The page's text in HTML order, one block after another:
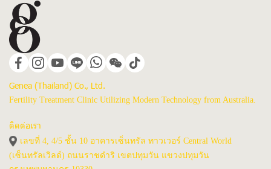
Genea (Thailand) Co., Ltd.
Fertility Treatment Clinic Utilizing Modern Technology from Australia.
ติดต่อเรา
เลขที่ 4, 4/5 ชั้น 10 อาคารเซ็นทรัล ทาวเวอร์ Central World
(เซ็นทรัลเวิลด์) ถนนราชดำริ เขตปทุมวัน แขวงปทุมวัน